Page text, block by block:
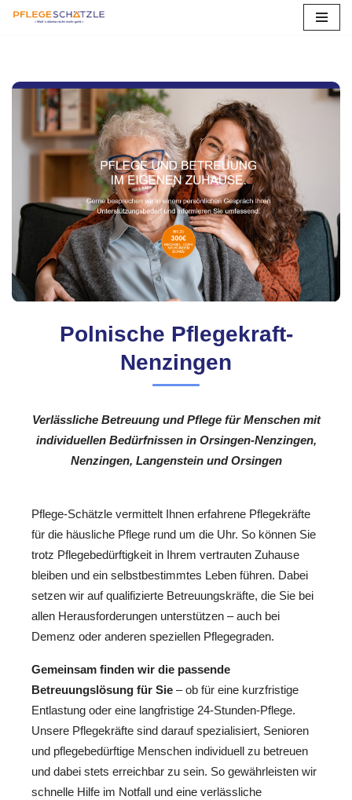
springen
Polnische Pflegekraft-
Nenzingen
Verlässliche Betreuung und Pflege für Menschen mit
individuellen Bedürfnissen in Orsingen-Nenzingen,
Nenzingen, Langenstein und Orsingen
Pflege-Schätzle vermittelt Ihnen erfahrene Pflegekräfte
für die häusliche Pflege rund um die Uhr. So können Sie
trotz Pflegebedürftigkeit in Ihrem vertrauten Zuhause
bleiben und ein selbstbestimmtes Leben führen. Dabei
setzen wir auf qualifizierte Betreuungskräfte, die Sie bei
allen Herausforderungen unterstützen – auch bei
Demenz oder anderen speziellen Pflegegraden.
Gemeinsam finden wir die passende
Betreuungslösung für Sie – ob für eine kurzfristige
Entlastung oder eine langfristige 24-Stunden-Pflege.
Unsere Pflegekräfte sind darauf spezialisiert, Senioren
und pflegebedürftige Menschen individuell zu betreuen
und dabei stets erreichbar zu sein. So gewährleisten wir
schnelle Hilfe im Notfall und eine verlässliche